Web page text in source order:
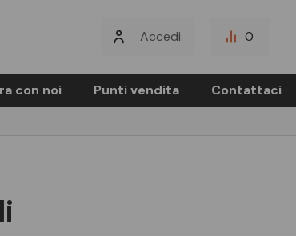
Accedi 0
con noi Punti vendita Contattaci